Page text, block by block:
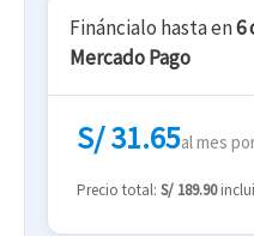
Fináncialo hasta en6
Mercado Pago
S/ 31.65al mes
Precio total: S/ 189.90